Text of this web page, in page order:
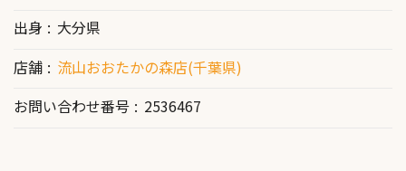
出身
大分県
店舗
流山おおたかの森店(千葉県)
お問い合わせ番号
2536467